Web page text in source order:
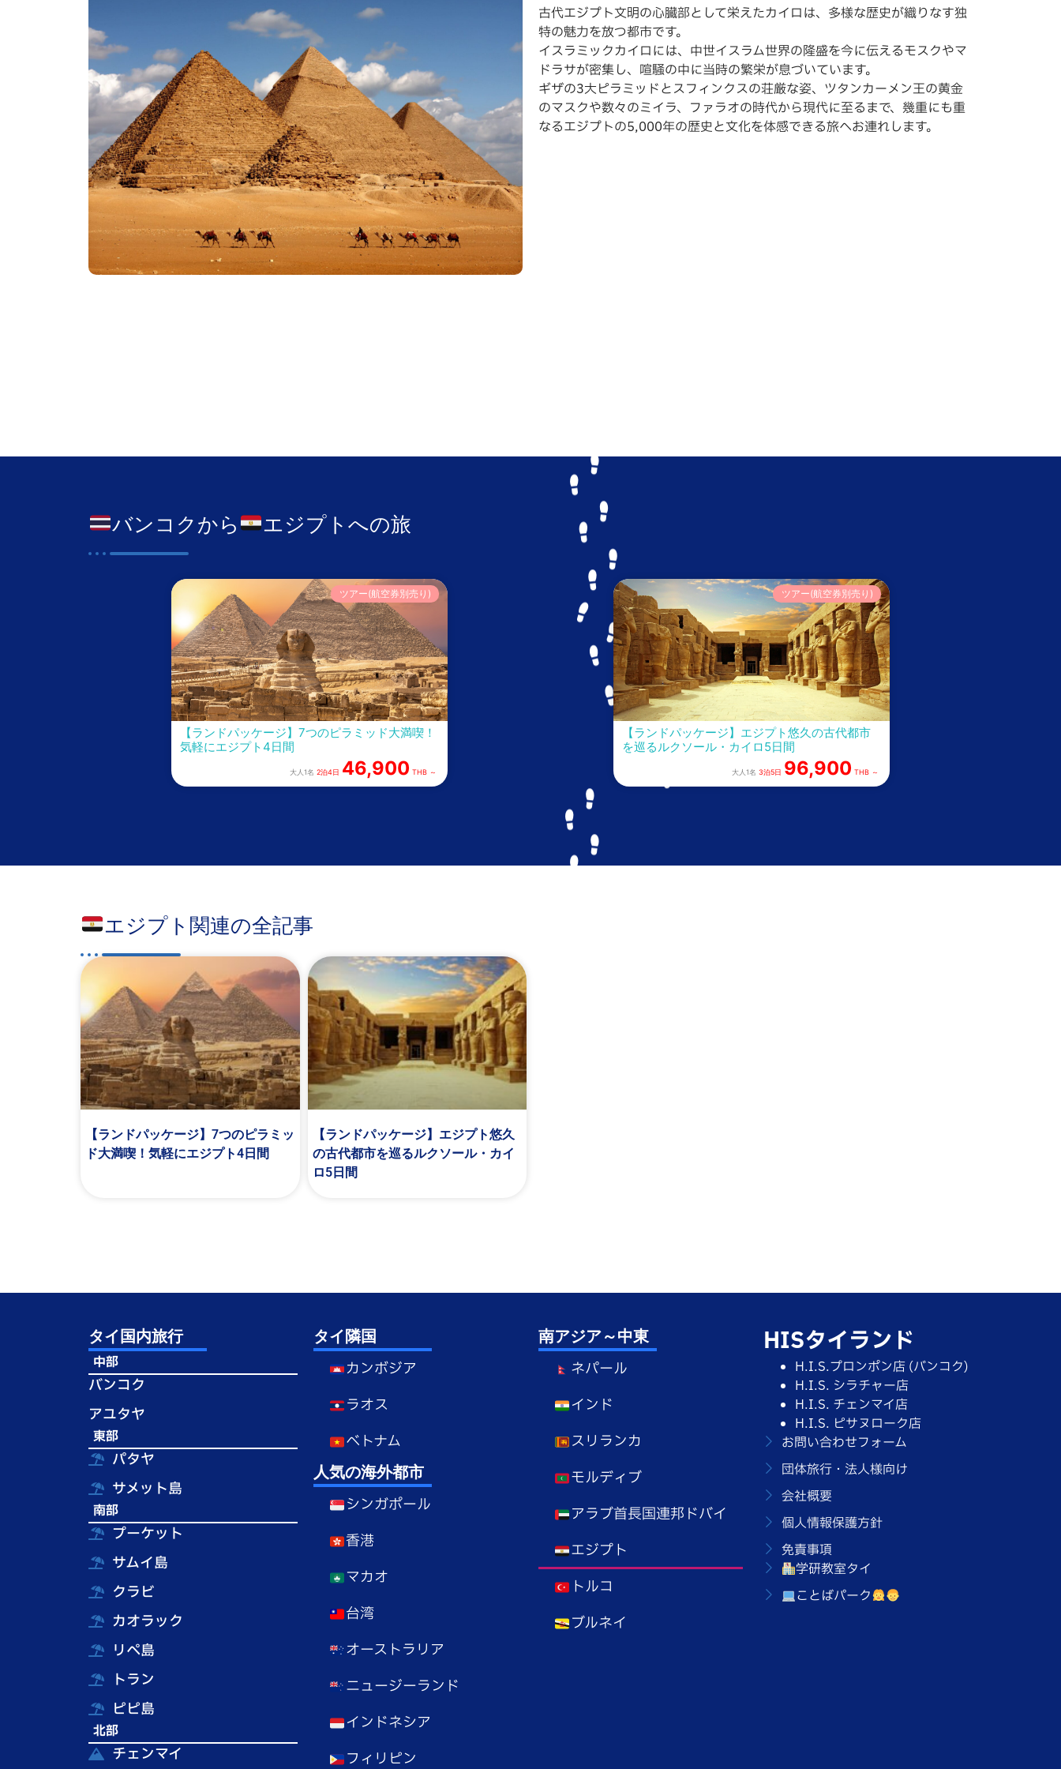
古代エジプト文明の心臓部として栄えたカイロは、多様な歴史が織りなす独
特の魅力を放つ都市です。
イスラミックカイロには、中世イスラム世界の隆盛を今に伝えるモスクやマ
ドラサが密集し、喧騒の中に当時の繁栄が息づいています。
ギザの3大ピラミッドとスフィンクスの荘厳な姿、ツタンカーメン王の黄金
のマスクや数々のミイラ、ファラオの時代から現代に至るまで、幾重にも重
なるエジプトの5,000年の歴史と文化を体感できる旅へお連れします。
バンコクから エジプトへの旅
【ランドパッケージ】7つのピラミッド大満喫！
気軽にエジプト4日間
ツアー(航空券別売り)
大人1名 2泊4日 46,900 THB ～
【ランドパッケージ】エジプト悠久の古代都市
を巡るルクソール・カイロ5日間
ツアー(航空券別売り)
大人1名 3泊5日 96,900 THB ～
エジプト関連の全記事
【ランドパッケージ】7つのピラミッ
ド大満喫！気軽にエジプト4日間
【ランドパッケージ】エジプト悠久
の古代都市を巡るルクソール・カイ
ロ5日間
タイ国内旅行
中部
バンコク
アユタヤ
東部
パタヤ
サメット島
南部
プーケット
サムイ島
クラビ
カオラック
リペ島
トラン
ピピ島
北部
チェンマイ
タイ隣国
カンボジア
ラオス
ベトナム
人気の海外都市
シンガポール
香港
マカオ
台湾
オーストラリア
ニュージーランド
インドネシア
フィリピン
南アジア～中東
ネパール
インド
スリランカ
モルディブ
アラブ首長国連邦ドバイ
エジプト
トルコ
ブルネイ
HISタイランド
H.I.S.プロンポン店 (バンコク)
H.I.S. シラチャー店
H.I.S. チェンマイ店
H.I.S. ピサヌローク店
お問い合わせフォーム
団体旅行・法人様向け
会社概要
個人情報保護方針
免責事項
学研教室タイ
ことばパーク